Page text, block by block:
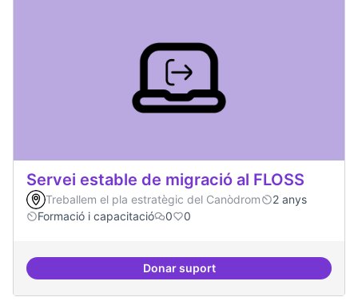
Servei estable de migració al FLOSS
Treballem el pla estratègic del Canòdrom
2 anys
Formació i capacitació
0 0
Donar suportServei estable de migració al